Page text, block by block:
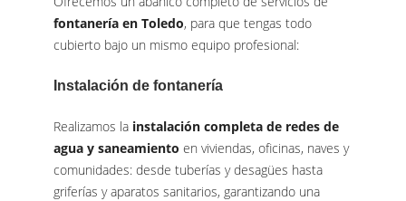
fontanería en Toledo, para que tengas todo
cubierto bajo un mismo equipo profesional:
Instalación de fontanería
Realizamos la instalación completa de redes de
agua y saneamiento en viviendas, oficinas, naves y
comunidades: desde tuberías y desagües hasta
griferías y aparatos sanitarios, garantizando una